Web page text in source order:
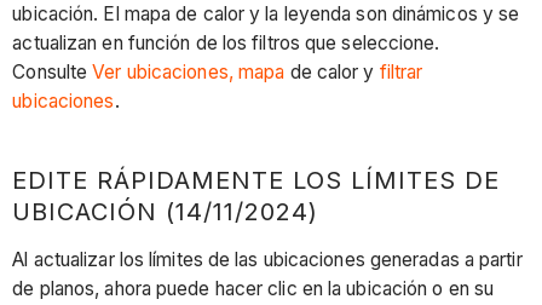
ubicación. El mapa de calor y la leyenda son dinámicos y se
actualizan en función de los filtros que seleccione.
ConsulteVer ubicaciones, mapa de calor y filtrar
ubicaciones.
EDITE RÁPIDAMENTE LOS LÍMITES DE
UBICACIÓN (14/11/2024)
Al actualizar los límites de las ubicaciones generadas a partir
de planos, ahora puede hacer clic en la ubicación o en su